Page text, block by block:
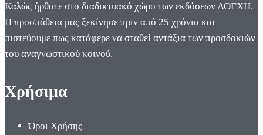
Καλώς ήρθατε στο διαδικτυακό χώρο των εκδόσεων ΛΟΓΧΗ.
Η προσπάθεια μας ξεκίνησε πριν από 25 χρόνια και
πιστεύουμε πως κατάφερε να σταθεί αντάξια των προσδοκιών
του αναγνωστικού κοινού.
Χρήσιμα
Όροι Χρήσης